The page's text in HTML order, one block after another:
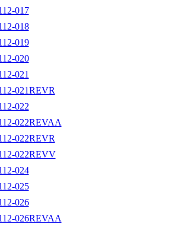
017
018
019
020
021
021REVR
022
022REVAA
022REVR
022REVV
024
025
026
026REVAA